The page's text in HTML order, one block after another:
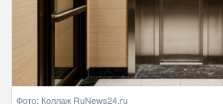
Фото: Коллаж RuNews24.ru